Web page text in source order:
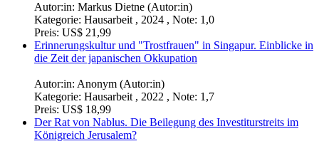
Autor:in: Markus Dietne (Autor:in)
Kategorie: Hausarbeit , 2024 , Note: 1,0
Preis: US$ 21,99
Erinnerungskultur und "Trostfrauen" in Singapur. Einblicke in
die Zeit der japanischen Okkupation
Autor:in: Anonym (Autor:in)
Kategorie: Hausarbeit , 2022 , Note: 1,7
Preis: US$ 18,99
Der Rat von Nablus. Die Beilegung des Investiturstreits im
Königreich Jerusalem?